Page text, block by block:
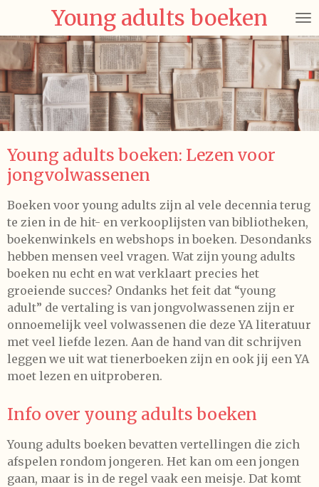
naar
de
hoofdinhoud
Young adults boeken
Young adults boeken: Lezen voor
jongvolwassenen
Boeken voor young adults zijn al vele decennia terug
te zien in de hit- en verkooplijsten van bibliotheken,
boekenwinkels en webshops in boeken. Desondanks
hebben mensen veel vragen. Wat zijn young adults
boeken nu echt en wat verklaart precies het
groeiende succes? Ondanks het feit dat “young
adult” de vertaling is van jongvolwassenen zijn er
onnoemelijk veel volwassenen die deze YA literatuur
met veel liefde lezen. Aan de hand van dit schrijven
leggen we uit wat tienerboeken zijn en ook jij een YA
moet lezen en uitproberen.
Info over young adults boeken
Young adults boeken bevatten vertellingen die zich
afspelen rondom jongeren. Het kan om een jongen
gaan, maar is in de regel vaak een meisje. Dat komt